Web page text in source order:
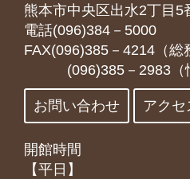
熊本市中央区出水2丁目5
電話(096)384－5000
FAX(096)385－4214（総
(096)385－2983（情
お問い合わせ アクセ
開館時間
【平日】